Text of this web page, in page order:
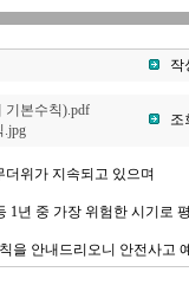
작
기본수칙).pdf
.jpg
조
위가 지속되고 있으며
1년 중 가장 위험한 시기로
을 안내드리오니 안전사고